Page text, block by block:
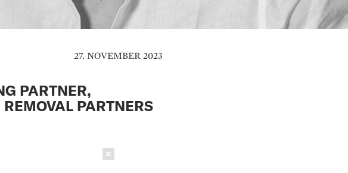
27. NOVEMBER 2023
PARTNER,
PARTNERS